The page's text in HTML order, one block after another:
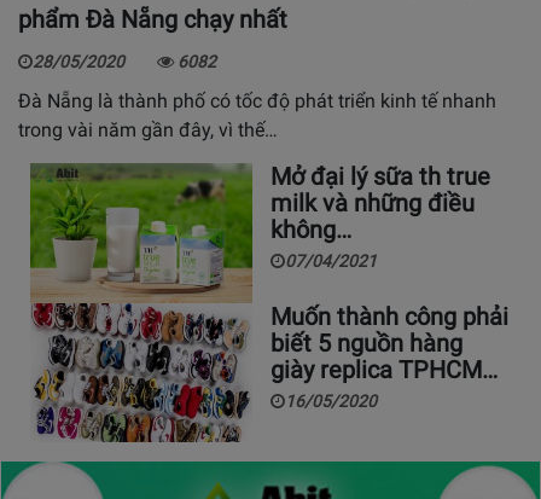
phẩm Đà Nẵng chạy nhất
28/05/2020 6082
Đà Nẵng là thành phố có tốc độ phát triển kinh tế nhanh
trong vài năm gần đây, vì thế…
Mở đại lý sữa th true
milk và những điều
không…
07/04/2021
Muốn thành công phải
biết 5 nguồn hàng
giày replica TPHCM…
16/05/2020